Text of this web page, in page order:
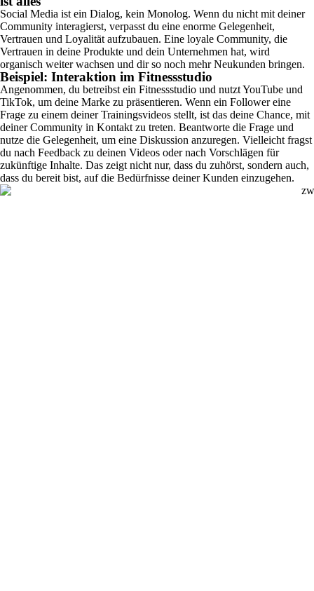
Social Media ist ein Dialog, kein Monolog. Wenn du nicht mit deiner
Community interagierst, verpasst du eine enorme Gelegenheit,
Vertrauen und Loyalität aufzubauen. Eine loyale Community, die
Vertrauen in deine Produkte und dein Unternehmen hat, wird
organisch weiter wachsen und dir so noch mehr Neukunden bringen.
Beispiel: Interaktion im Fitnessstudio
Angenommen, du betreibst ein Fitnessstudio und nutzt YouTube und
TikTok, um deine Marke zu präsentieren. Wenn ein Follower eine
Frage zu einem deiner Trainingsvideos stellt, ist das deine Chance, mit
deiner Community in Kontakt zu treten. Beantworte die Frage und
nutze die Gelegenheit, um eine Diskussion anzuregen. Vielleicht fragst
du nach Feedback zu deinen Videos oder nach Vorschlägen für
zukünftige Inhalte. Das zeigt nicht nur, dass du zuhörst, sondern auch,
dass du bereit bist, auf die Bedürfnisse deiner Kunden einzugehen.